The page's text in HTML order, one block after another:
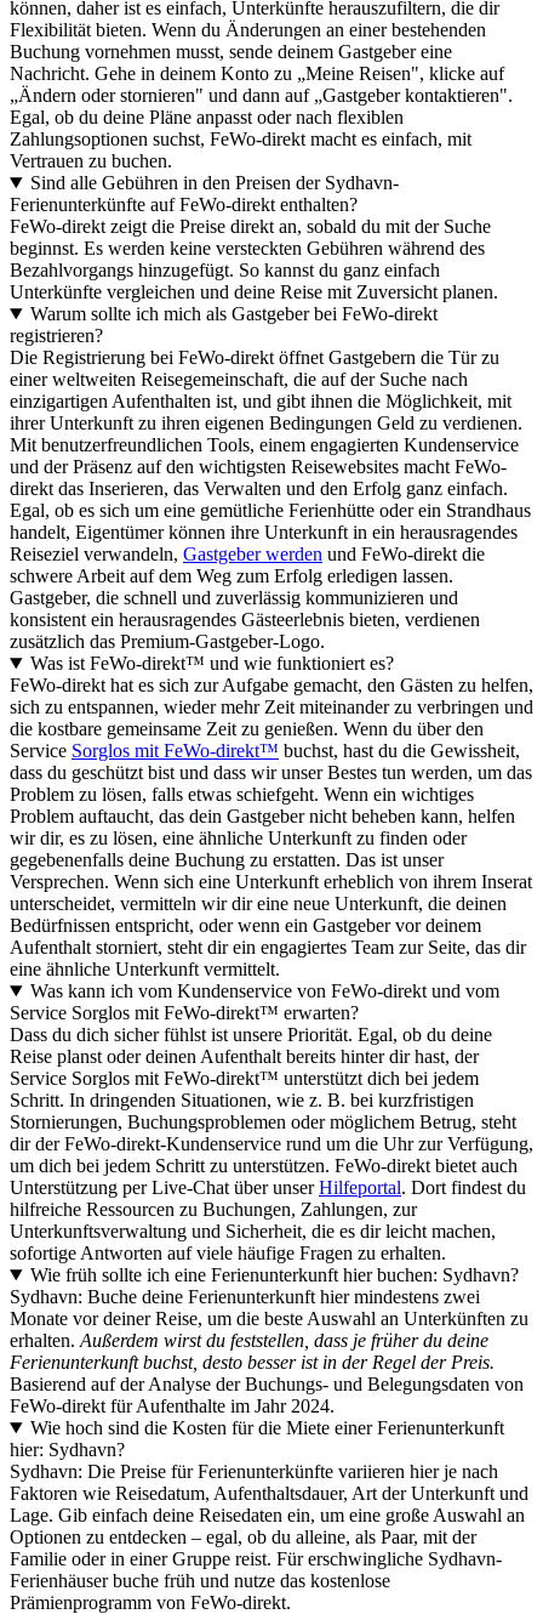
können, daher ist es einfach, Unterkünfte herauszufiltern, die dir
Flexibilität bieten. Wenn du Änderungen an einer bestehenden
Buchung vornehmen musst, sende deinem Gastgeber eine
Nachricht. Gehe in deinem Konto zu „Meine Reisen", klicke auf
„Ändern oder stornieren" und dann auf „Gastgeber kontaktieren".
Egal, ob du deine Pläne anpasst oder nach flexiblen
Zahlungsoptionen suchst, FeWo-direkt macht es einfach, mit
Vertrauen zu buchen.
Sind alle Gebühren in den Preisen der Sydhavn-
Ferienunterkünfte auf FeWo-direkt enthalten?
FeWo-direkt zeigt die Preise direkt an, sobald du mit der Suche
beginnst. Es werden keine versteckten Gebühren während des
Bezahlvorgangs hinzugefügt. So kannst du ganz einfach
Unterkünfte vergleichen und deine Reise mit Zuversicht planen.
Warum sollte ich mich als Gastgeber bei FeWo-direkt
registrieren?
Die Registrierung bei FeWo-direkt öffnet Gastgebern die Tür zu
einer weltweiten Reisegemeinschaft, die auf der Suche nach
einzigartigen Aufenthalten ist, und gibt ihnen die Möglichkeit, mit
ihrer Unterkunft zu ihren eigenen Bedingungen Geld zu verdienen.
Mit benutzerfreundlichen Tools, einem engagierten Kundenservice
und der Präsenz auf den wichtigsten Reisewebsites macht FeWo-
direkt das Inserieren, das Verwalten und den Erfolg ganz einfach.
Egal, ob es sich um eine gemütliche Ferienhütte oder ein Strandhaus
handelt, Eigentümer können ihre Unterkunft in ein herausragendes
Reiseziel verwandeln, Gastgeber werden und FeWo-direkt die
schwere Arbeit auf dem Weg zum Erfolg erledigen lassen.
Gastgeber, die schnell und zuverlässig kommunizieren und
konsistent ein herausragendes Gästeerlebnis bieten, verdienen
zusätzlich das Premium-Gastgeber-Logo.
Was ist FeWo-direkt™ und wie funktioniert es?
FeWo-direkt hat es sich zur Aufgabe gemacht, den Gästen zu helfen,
sich zu entspannen, wieder mehr Zeit miteinander zu verbringen und
die kostbare gemeinsame Zeit zu genießen. Wenn du über den
Service Sorglos mit FeWo-direkt™ buchst, hast du die Gewissheit,
dass du geschützt bist und dass wir unser Bestes tun werden, um das
Problem zu lösen, falls etwas schiefgeht. Wenn ein wichtiges
Problem auftaucht, das dein Gastgeber nicht beheben kann, helfen
wir dir, es zu lösen, eine ähnliche Unterkunft zu finden oder
gegebenenfalls deine Buchung zu erstatten. Das ist unser
Versprechen. Wenn sich eine Unterkunft erheblich von ihrem Inserat
unterscheidet, vermitteln wir dir eine neue Unterkunft, die deinen
Bedürfnissen entspricht, oder wenn ein Gastgeber vor deinem
Aufenthalt storniert, steht dir ein engagiertes Team zur Seite, das dir
eine ähnliche Unterkunft vermittelt.
Was kann ich vom Kundenservice von FeWo-direkt und vom
Service Sorglos mit FeWo-direkt™ erwarten?
Dass du dich sicher fühlst ist unsere Priorität. Egal, ob du deine
Reise planst oder deinen Aufenthalt bereits hinter dir hast, der
Service Sorglos mit FeWo-direkt™ unterstützt dich bei jedem
Schritt. In dringenden Situationen, wie z. B. bei kurzfristigen
Stornierungen, Buchungsproblemen oder möglichem Betrug, steht
dir der FeWo-direkt-Kundenservice rund um die Uhr zur Verfügung,
um dich bei jedem Schritt zu unterstützen. FeWo-direkt bietet auch
Unterstützung per Live-Chat über unserHilfeportal. Dort findest du
hilfreiche Ressourcen zu Buchungen, Zahlungen, zur
Unterkunftsverwaltung und Sicherheit, die es dir leicht machen,
sofortige Antworten auf viele häufige Fragen zu erhalten.
Wie früh sollte ich eine Ferienunterkunft hier buchen: Sydhavn?
Sydhavn: Buche deine Ferienunterkunft hier mindestens zwei
Monate vor deiner Reise, um die beste Auswahl an Unterkünften zu
erhalten. Außerdem wirst du feststellen, dass je früher du deine
Ferienunterkunft buchst, desto besser ist in der Regel der Preis.
Basierend auf der Analyse der Buchungs- und Belegungsdaten von
FeWo-direkt für Aufenthalte im Jahr 2024.
Wie hoch sind die Kosten für die Miete einer Ferienunterkunft
hier: Sydhavn?
Sydhavn: Die Preise für Ferienunterkünfte variieren hier je nach
Faktoren wie Reisedatum, Aufenthaltsdauer, Art der Unterkunft und
Lage. Gib einfach deine Reisedaten ein, um eine große Auswahl an
Optionen zu entdecken – egal, ob du alleine, als Paar, mit der
Familie oder in einer Gruppe reist. Für erschwingliche Sydhavn-
Ferienhäuser buche früh und nutze das kostenlose
Prämienprogramm von FeWo-direkt.